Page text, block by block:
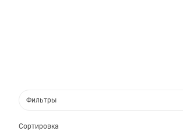
Фильтры
Сортировка